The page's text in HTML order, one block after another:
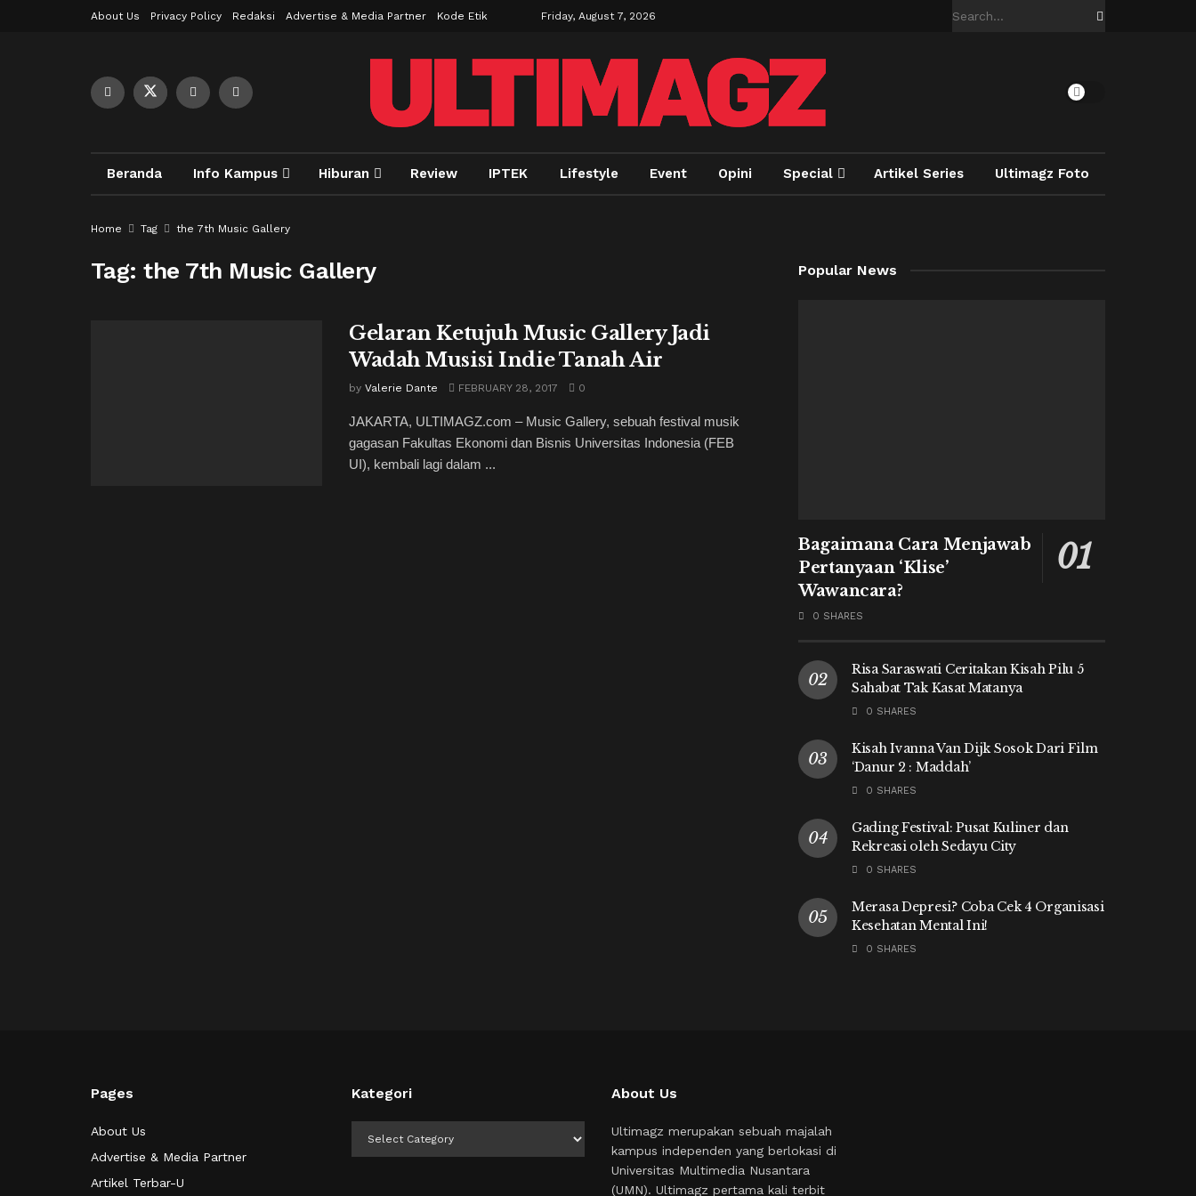
About Us Privacy Policy Redaksi Advertise & Media Partner Kode Etik Friday, August 7, 2026
Beranda Info Kampus Hiburan Review IPTEK Lifestyle Event Opini Special Artikel Series Ultimagz Foto
Home Tag the 7th Music Gallery
Tag:the 7th Music Gallery
Gelaran Ketujuh Music Gallery Jadi
Wadah Musisi Indie Tanah Air
by Valerie Dante FEBRUARY 28, 2017 0
JAKARTA, ULTIMAGZ.com – Music Gallery, sebuah festival musik
gagasan Fakultas Ekonomi dan Bisnis Universitas Indonesia (FEB
UI), kembali lagi dalam ...
Popular News
Bagaimana Cara Menjawab
Pertanyaan ‘Klise’
Wawancara?
0 SHARES
Risa Saraswati Ceritakan Kisah Pilu 5
Sahabat Tak Kasat Matanya
0 SHARES
Kisah Ivanna Van Dijk Sosok Dari Film
‘Danur 2 : Maddah’
0 SHARES
Gading Festival: Pusat Kuliner dan
Rekreasi oleh Sedayu City
0 SHARES
Merasa Depresi? Coba Cek 4 Organisasi
Kesehatan Mental Ini!
0 SHARES
Pages
About Us
Advertise & Media Partner
Artikel Terbar-U
Kategori About Us
Ultimagz merupakan sebuah majalah
kampus independen yang berlokasi di
Universitas Multimedia Nusantara
(UMN). Ultimagz pertama kali terbit